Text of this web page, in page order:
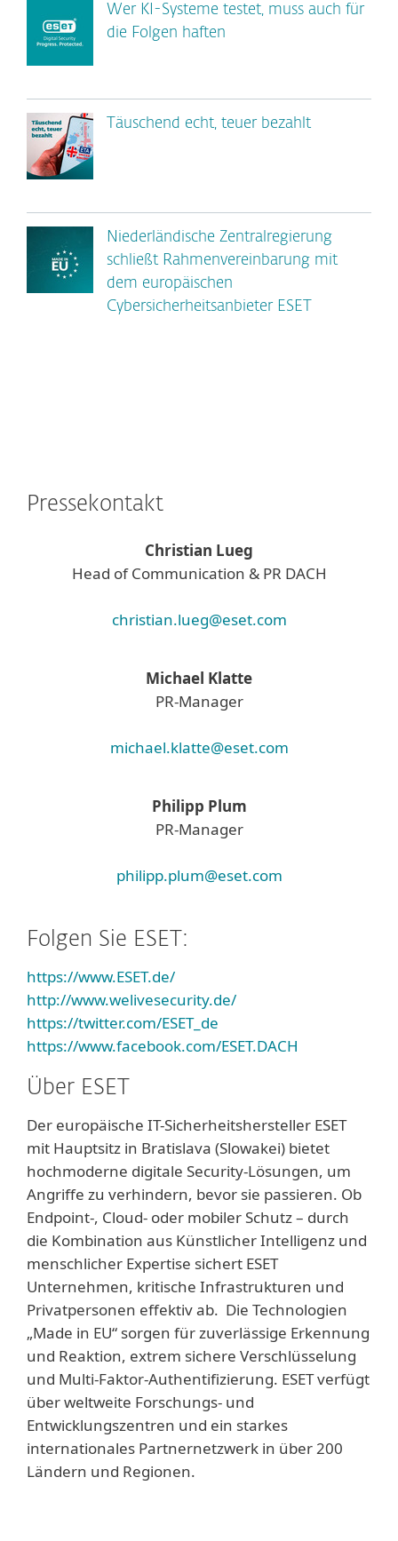
Wer KI-Systeme testet, muss auch für
die Folgen haften
Täuschend echt, teuer bezahlt
Niederländische Zentralregierung
schließt Rahmenvereinbarung mit
dem europäischen
Cybersicherheitsanbieter ESET
Pressekontakt
Christian Lueg
Head of Communication & PR DACH
christian.lueg@eset.com
Michael Klatte
PR-Manager
michael.klatte@eset.com
Philipp Plum
PR-Manager
philipp.plum@eset.com
Folgen Sie ESET:
https://www.ESET.de/
http://www.welivesecurity.de/
https://twitter.com/ESET_de
https://www.facebook.com/ESET.DACH
Über ESET
Der europäische IT-Sicherheitshersteller ESET
mit Hauptsitz in Bratislava (Slowakei) bietet
hochmoderne digitale Security-Lösungen, um
Angriffe zu verhindern, bevor sie passieren. Ob
Endpoint-, Cloud- oder mobiler Schutz – durch
die Kombination aus Künstlicher Intelligenz und
menschlicher Expertise sichert ESET
Unternehmen, kritische Infrastrukturen und
Privatpersonen effektiv ab. Die Technologien
„Made in EU“ sorgen für zuverlässige Erkennung
und Reaktion, extrem sichere Verschlüsselung
und Multi-Faktor-Authentifizierung. ESET verfügt
über weltweite Forschungs- und
Entwicklungszentren und ein starkes
internationales Partnernetzwerk in über 200
Ländern und Regionen.